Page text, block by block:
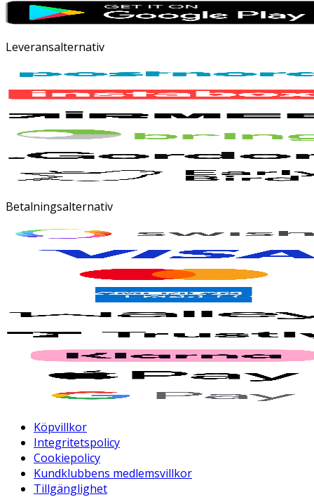
Leveransalternativ
Betalningsalternativ
Köpvillkor
Integritetspolicy
Cookiepolicy
Kundklubbens medlemsvillkor
Tillgänglighet